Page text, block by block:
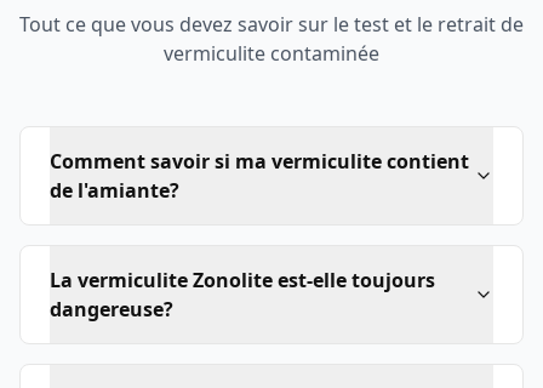
Tout ce que vous devez savoir sur le test et le retrait de
vermiculite contaminée
Comment savoir si ma vermiculite contient
de l'amiante?
La vermiculite Zonolite est-elle toujours
dangereuse?